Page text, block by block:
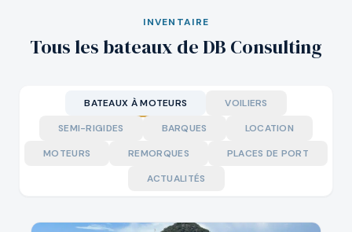
INVENTAIRE
Tous les bateaux de DB Consulting
BATEAUX À MOTEURS
VOILIERS
SEMI-RIGIDES
BARQUES
LOCATION
MOTEURS
REMORQUES
PLACES DE PORT
ACTUALITÉS